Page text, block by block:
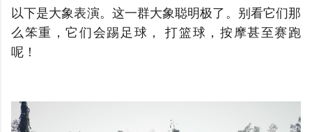
以下是大象表演。这一群大象聪明极了。别看它们那
么笨重，它们会踢足球， 打篮球，按摩甚至赛跑
呢！